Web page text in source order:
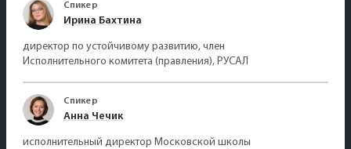
Спикер
Ирина Бахтина
директор по устойчивому развитию, член
Исполнительного комитета (правления), РУСАЛ
Спикер
Анна Чечик
исполнительный директор Московской школы